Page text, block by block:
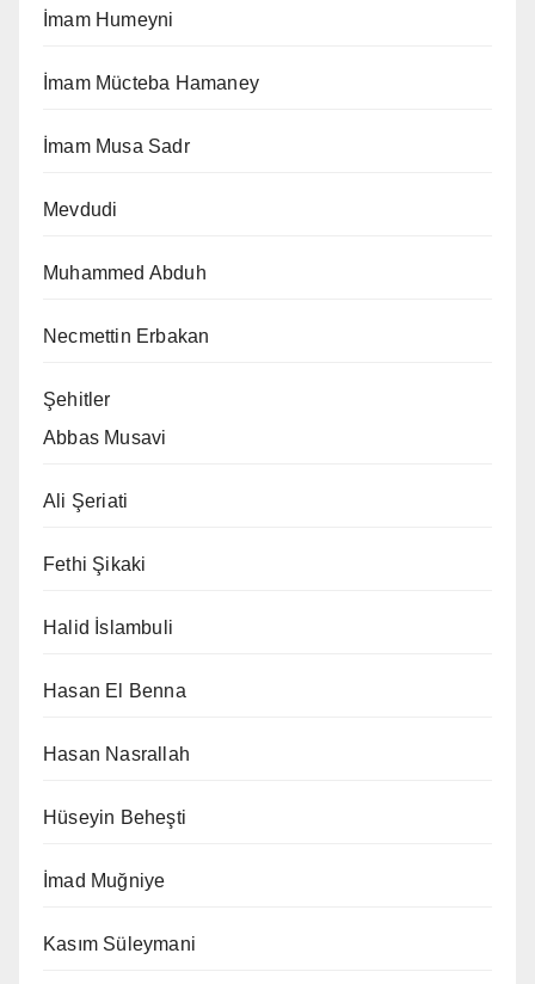
İmam Humeyni
İmam Mücteba Hamaney
İmam Musa Sadr
Mevdudi
Muhammed Abduh
Necmettin Erbakan
Şehitler
Abbas Musavi
Ali Şeriati
Fethi Şikaki
Halid İslambuli
Hasan El Benna
Hasan Nasrallah
Hüseyin Beheşti
İmad Muğniye
Kasım Süleymani